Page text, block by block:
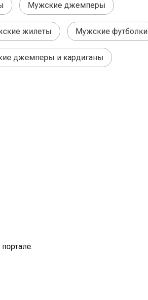
Мужские джемперы
жилеты Мужские футболки
джемперы и кардиганы